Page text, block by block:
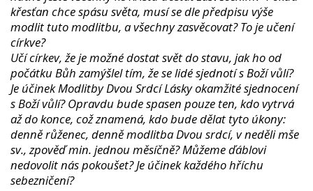
křesťan chce spásu světa, musí se dle předpisu výše
modlit tuto modlitbu, a všechny zasvěcovat? To je učení
církve?
Učí církev, že je možné dostat svět do stavu, jak ho od
počátku Bůh zamýšlel tím, že se lidé sjednotí s Boží vůlí?
Je účinek Modlitby Dvou Srdcí Lásky okamžité sjednocení
s Boží vůlí? Opravdu bude spasen pouze ten, kdo vytrvá
až do konce, což znamená, kdo bude dělat tyto úkony:
denně růženec, denně modlitba Dvou srdcí, v neděli mše
sv., zpověď min. jednou měsíčně? Můžeme ďáblovi
nedovolit nás pokoušet? Je účinek každého hříchu
sebezničení?